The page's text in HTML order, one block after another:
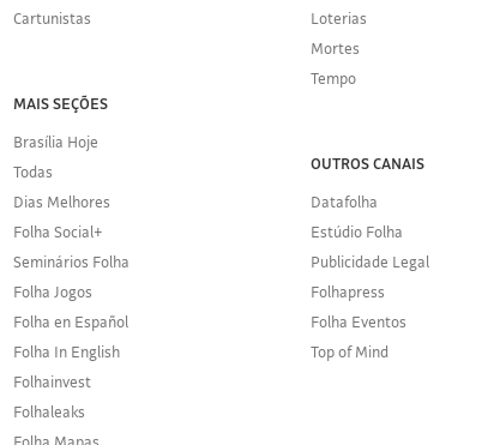
Cartunistas
MAIS SEÇÕES
Brasília Hoje
Todas
Dias Melhores
Folha Social+
Seminários Folha
Folha Jogos
Folha en Español
Folha In English
Folhainvest
Folhaleaks
Loterias
Mortes
Tempo
OUTROS CANAIS
Datafolha
Estúdio Folha
Publicidade Legal
Folhapress
Folha Eventos
Top of Mind